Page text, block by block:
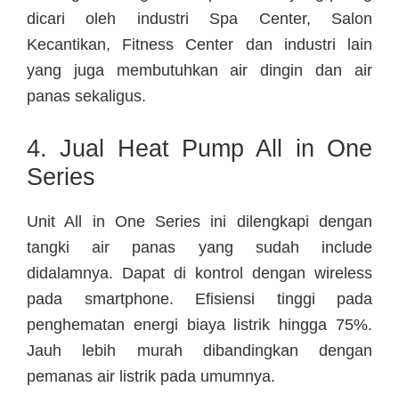
dicari oleh industri Spa Center, Salon
Kecantikan, Fitness Center dan industri lain
yang juga membutuhkan air dingin dan air
panas sekaligus.
4. Jual Heat Pump All in One
Series
Unit All in One Series ini dilengkapi dengan
tangki air panas yang sudah include
didalamnya. Dapat di kontrol dengan wireless
pada smartphone. Efisiensi tinggi pada
penghematan energi biaya listrik hingga 75%.
Jauh lebih murah dibandingkan dengan
pemanas air listrik pada umumnya.